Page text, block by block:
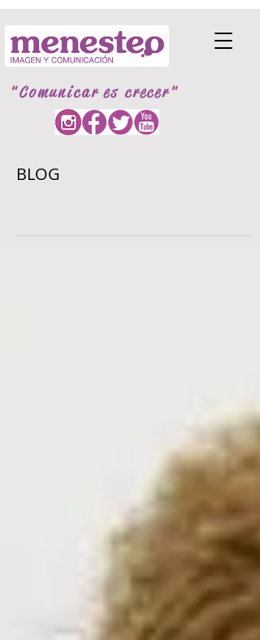
"Comunicar es crecer"
BLOG